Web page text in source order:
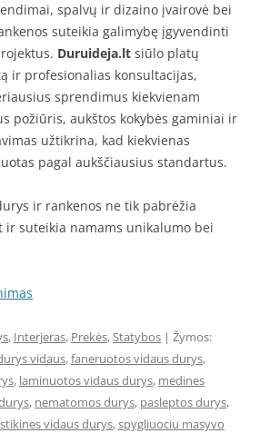
spalvų ir dizaino įvairovė bei
suteikia galimybę įgyvendinti
Duruideja.lt siūlo platų
ir profesionalias konsultacijas,
sprendimus kiekvienam
požiūris, aukštos kokybės gaminiai ir
užtikrina, kad kiekvienas
pagal aukščiausius standartus.
ir rankenos ne tik pabrėžia
suteikia namams unikalumo bei
, Interjeras, Prekės,Statybos | Žymos:
vidaus,faneruotos vidaus durys,
, laminuotos vidaus durys, medines
, nematomos durys, pasleptos durys,
vidaus durys,spygliuociu masyvo